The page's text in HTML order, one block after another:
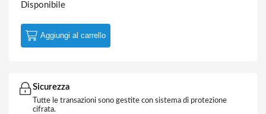
Disponibile
Aggiungi al carrello
Sicurezza
Tutte le transazioni sono gestite con sistema di protezione
cifrata.